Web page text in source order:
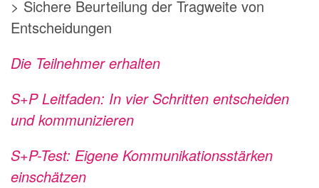
> Sichere Beurteilung der Tragweite von
Entscheidungen
Die Teilnehmer erhalten
S+P Leitfaden: In vier Schritten entscheiden
und kommunizieren
S+P-Test: Eigene Kommunikationsstärken
einschätzen